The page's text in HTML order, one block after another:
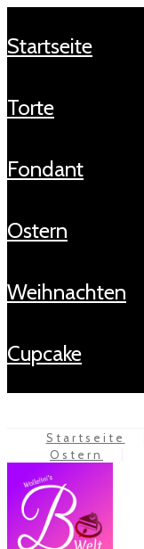
startseite
torte
fondant
ostern
weihnachten
cupcake
Startseite
Ostern